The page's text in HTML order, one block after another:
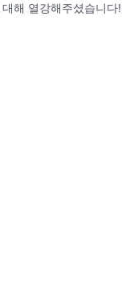
해 열강해주셨습니다